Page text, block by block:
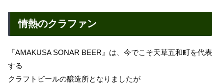
情熱のクラファン
『AMAKUSA SONAR BEER』は、今でこそ天草五和町を代表
する
クラフトビールの醸造所となりましたが